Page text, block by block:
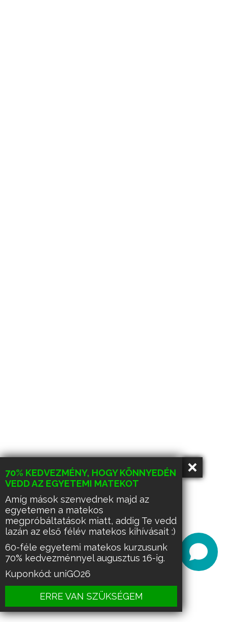
70% KEDVEZMÉNY, HOGY KÖNNYEDÉN
VEDD AZ EGYETEMI MATEKOT
Amíg mások szenvednek majd az
egyetemen a matekos
megpróbáltatások miatt, addig Te vedd
lazán az első félév matekos kihívásait :)
60-féle egyetemi matekos kurzusunk
70% kedvezménnyel augusztus 16-ig.
Kuponkód: uniGO26
ERRE VAN SZÜKSÉGEM